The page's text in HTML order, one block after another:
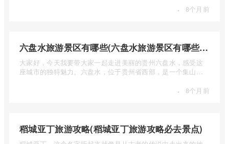
· 8个月前
六盘水旅游景区有哪些(六盘水旅游景区有哪些景点值得去)
大家好，今天我要带大家一起走进美丽的贵州六盘水，感受这
座城市的独特魅力。六盘水，位于贵州省西部，是一个集山水
· 8个月前
稻城亚丁旅游攻略(稻城亚丁旅游攻略必去景点)